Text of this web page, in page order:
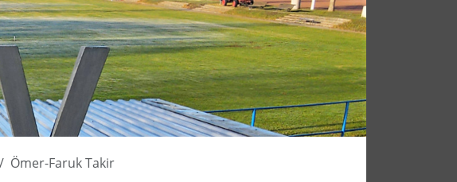
Ömer-Faruk Takir